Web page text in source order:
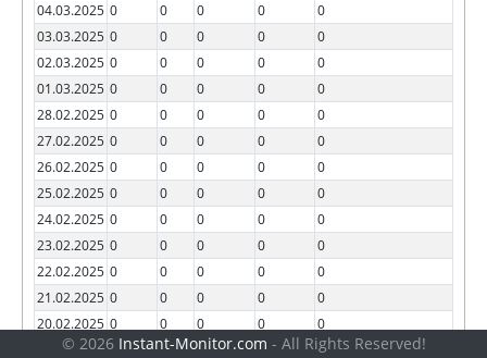
04.03.2025 0 0 0 0
0
03.03.2025 0 0 0 0
0
02.03.2025 0 0 0 0
0
01.03.2025 0 0 0 0
0
28.02.2025 0 0 0 0
0
27.02.2025 0 0 0 0
0
26.02.2025 0 0 0 0
0
25.02.2025 0 0 0 0
0
24.02.2025 0 0 0 0
0
23.02.2025 0 0 0 0
0
22.02.2025 0 0 0 0
0
21.02.2025 0 0 0 0
0
20.02.2025 0 0 0 0
0
19.02.2025 0 0 0 0 0
© 2026 Instant-Monitor.com - All Rights Reserved!